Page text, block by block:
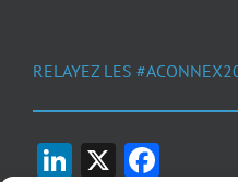
RELAYEZ LES
LinkedIn
X